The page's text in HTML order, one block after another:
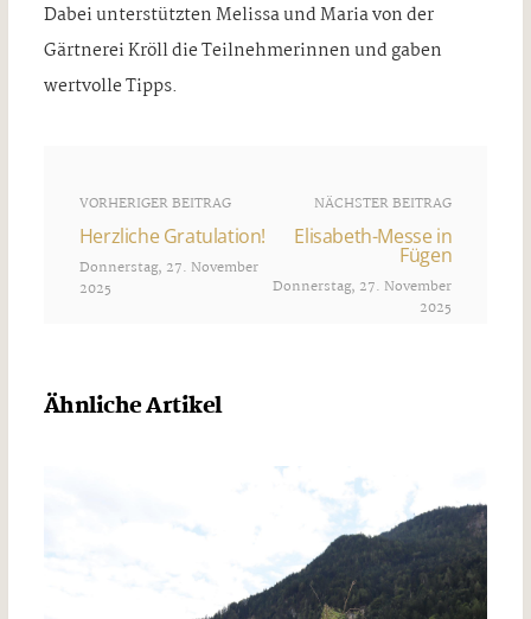
Dabei unterstützten Melissa und Maria von der
Gärtnerei Kröll die Teilnehmerinnen und gaben
wertvolle Tipps.
VORHERIGER BEITRAG
Herzliche Gratulation!
Donnerstag, 27. November
2025
NÄCHSTER BEITRAG
Elisabeth-Messe in
Fügen
Donnerstag, 27. November
2025
Ähnliche Artikel